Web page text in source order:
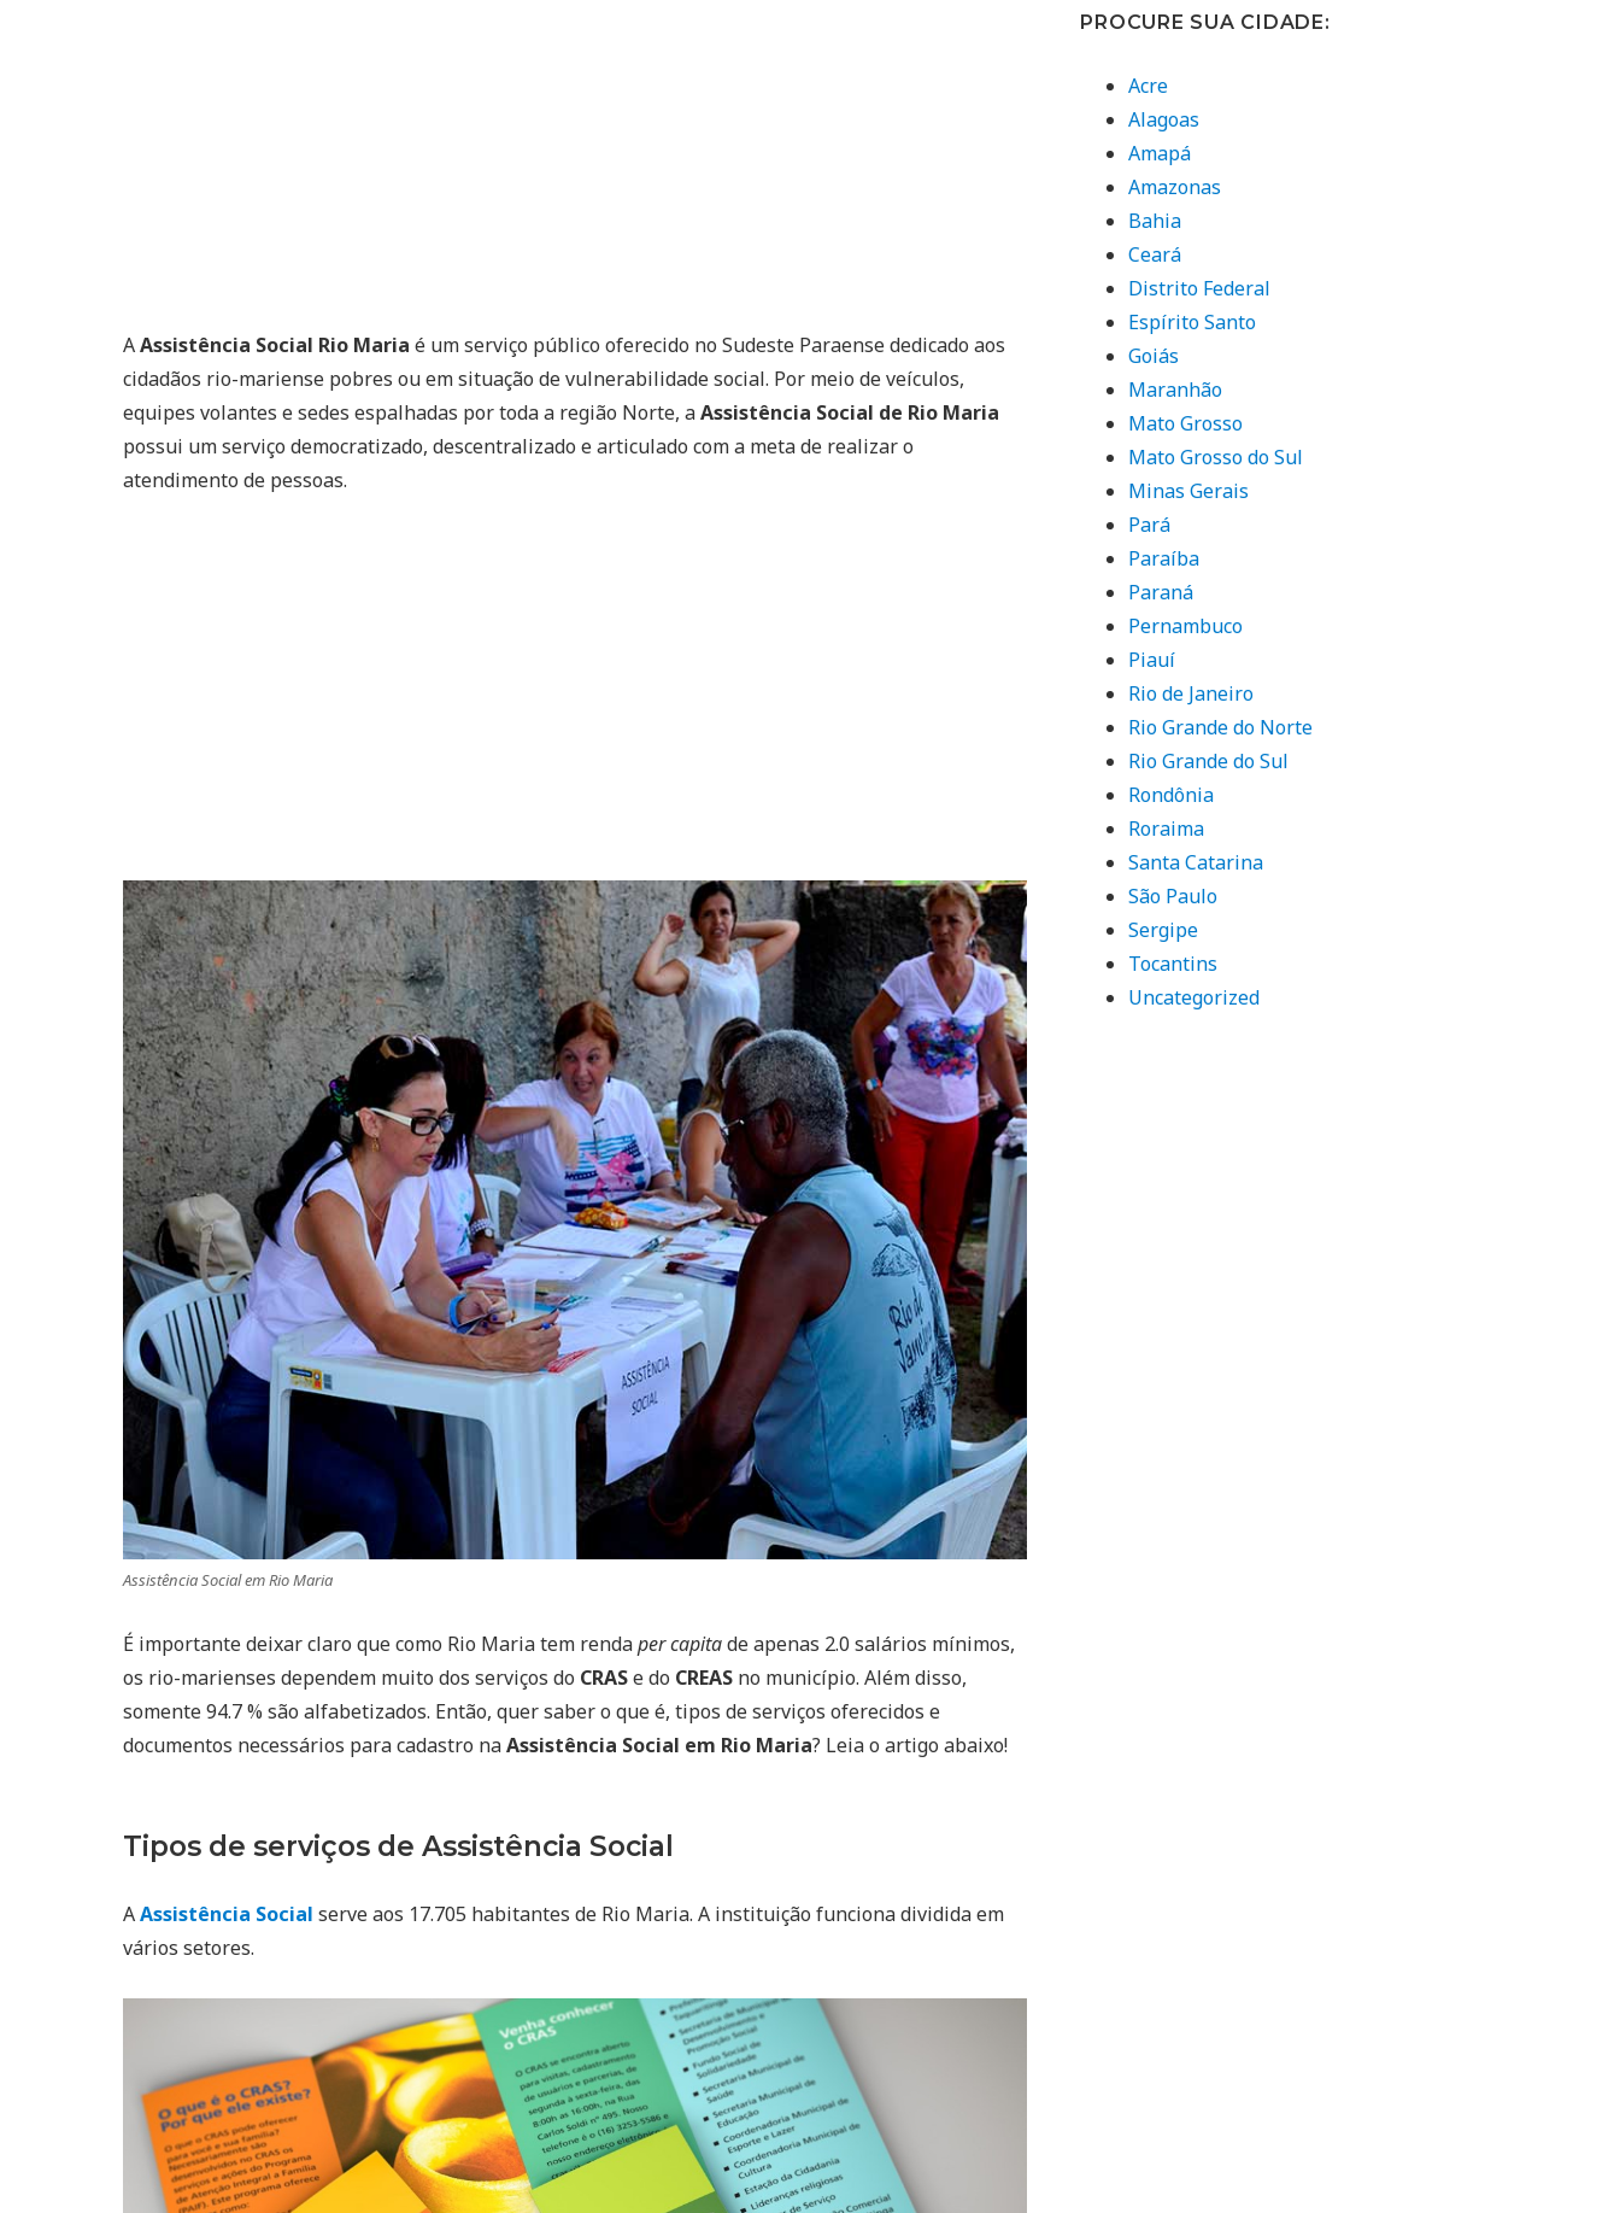
AAssistência Social Rio Maria é um serviço público oferecido no Sudeste Paraense dedicado aos
cidadãos rio-mariense pobres ou em situação de vulnerabilidade social. Por meio de veículos,
equipes volantes e sedes espalhadas por toda a região Norte, aAssistência Social de Rio Maria
possui um serviço democratizado, descentralizado e articulado com a meta de realizar o
atendimento de pessoas.
Assistência Social em Rio Maria
É importante deixar claro que como Rio Maria tem rendaper capitade apenas 2.0 salários mínimos,
os rio-marienses dependem muito dos serviços do CRASe do CREAS no município. Além disso,
somente 94.7 % são alfabetizados. Então, quer saber o que é, tipos de serviços oferecidos e
documentos necessários para cadastro naAssistência Social em Rio Maria? Leia o artigo abaixo!
Tipos de serviços de Assistência Social
AAssistência Social serve aos 17.705 habitantes de Rio Maria. A instituição funciona dividida em
vários setores.
PROCURE SUA CIDADE:
Acre
Alagoas
Amapá
Amazonas
Bahia
Ceará
Distrito Federal
Espírito Santo
Goiás
Maranhão
Mato Grosso
Mato Grosso do Sul
Minas Gerais
Pará
Paraíba
Paraná
Pernambuco
Piauí
Rio de Janeiro
Rio Grande do Norte
Rio Grande do Sul
Rondônia
Roraima
Santa Catarina
São Paulo
Sergipe
Tocantins
Uncategorized